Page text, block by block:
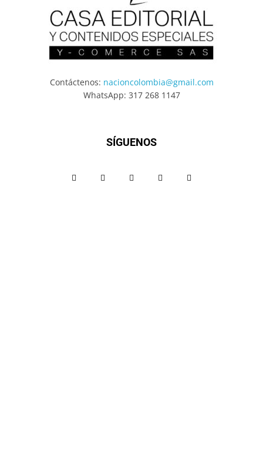
Contáctenos: nacioncolombia@gmail.com
WhatsApp: 317 268 1147
SÍGUENOS